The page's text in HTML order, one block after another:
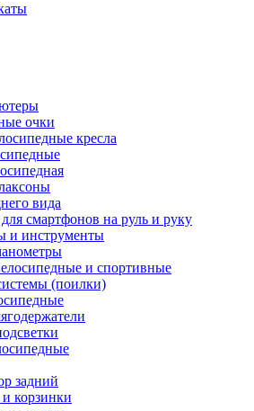
очки
кресла
вида
смартфонов на руль и руку
и инструменты
и спортивные
(поилки)
задний
корзинки